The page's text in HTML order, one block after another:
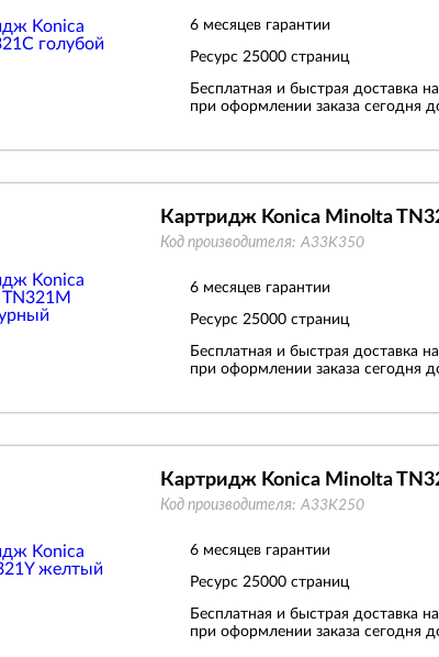
6 месяцев гарантии
Ресурс 25000 страниц
Бесплатная и быстрая доставка
при оформлении заказа сегодня
Картридж Konica Minolta
Код производителя: A33K350
6 месяцев гарантии
Ресурс 25000 страниц
Бесплатная и быстрая доставка
при оформлении заказа сегодня
Картридж Konica Minolta
Код производителя: A33K250
6 месяцев гарантии
Ресурс 25000 страниц
Бесплатная и быстрая доставка
при оформлении заказа сегодня